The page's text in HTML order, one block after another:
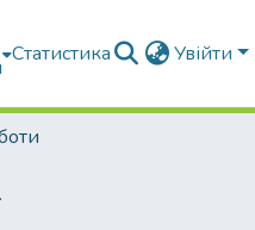
Статистика Увійти